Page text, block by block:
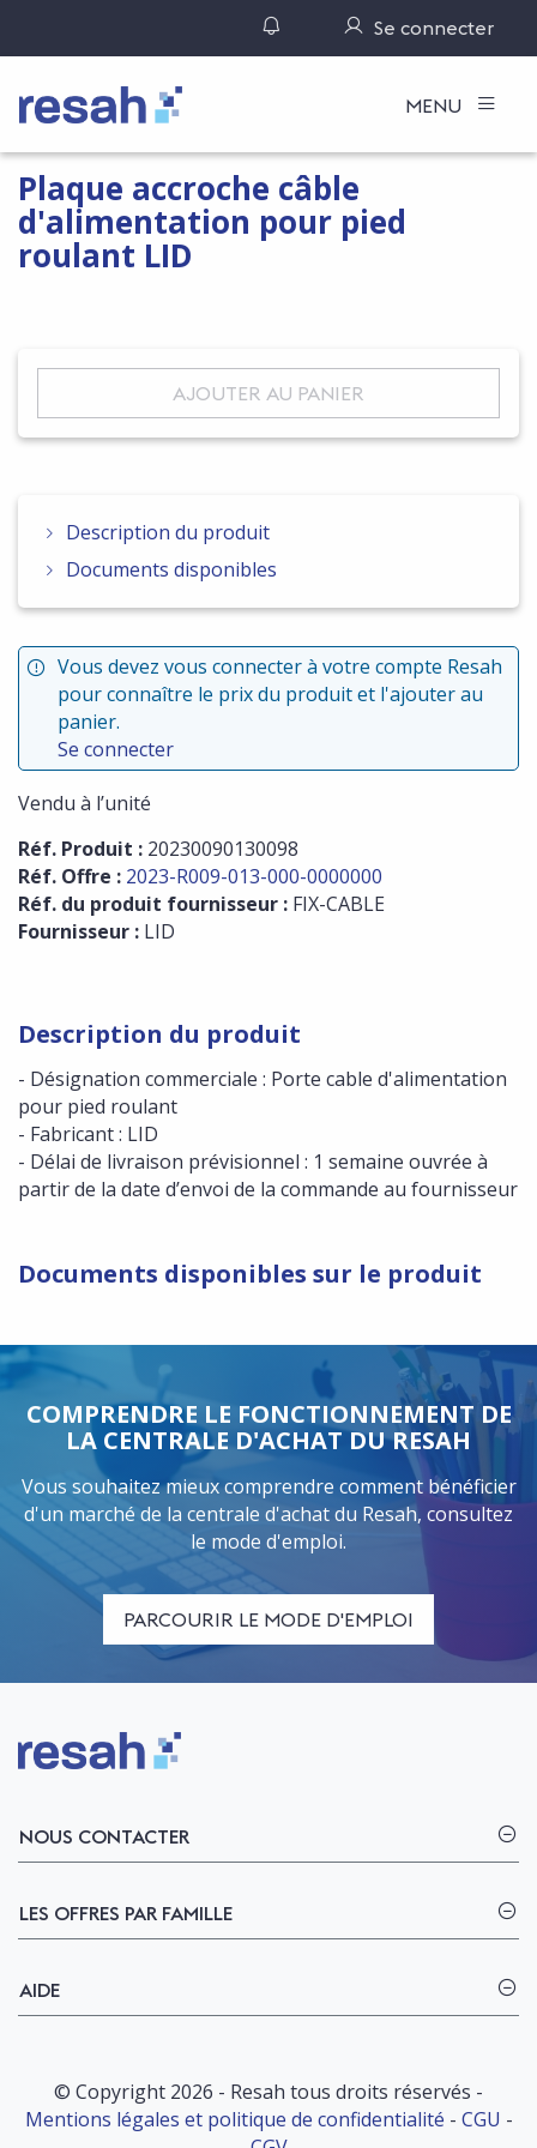
Gérer ses notifications
Se connecter
Logo Resah MENU
Plaque accroche câble
d'alimentation pour pied
roulant LID
AJOUTER AU PANIER
Description du produit
Documents disponibles
Vous devez vous connecter à votre compte Resah
pour connaître le prix du produit et l'ajouter au
panier.
Se connecter
Vendu à l’unité
Réf. Produit : 20230090130098
Réf. Offre : 2023-R009-013-000-0000000
Réf. du produit fournisseur : FIX-CABLE
Fournisseur : LID
Description du produit
- Désignation commerciale : Porte cable d'alimentation
pour pied roulant
- Fabricant : LID
- Délai de livraison prévisionnel : 1 semaine ouvrée à
partir de la date d’envoi de la commande au fournisseur
Documents disponibles sur le produit
COMPRENDRE LE FONCTIONNEMENT DE
LA CENTRALE D'ACHAT DU RESAH
Vous souhaitez mieux comprendre comment bénéficier
d'un marché de la centrale d'achat du Resah, consultez
le mode d'emploi.
PARCOURIR LE MODE D'EMPLOI
Logo Resah
NOUS CONTACTER
LES OFFRES PAR FAMILLE
AIDE
© Copyright 2026 - Resah tous droits réservés -
Mentions légales et politique de confidentialité - CGU -